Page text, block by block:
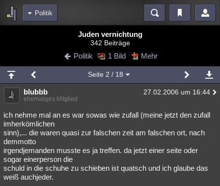
Politik
Blogs Videos
Chat Wiki Neuigkeiten
meine Rubriken
Menschen Mystery Kriminalfälle
Spiritualität Verschwörungen Technologie Ufologie
Natur Umfragen Unterhaltung
weitere Rubriken
Philosophie Träume
Astronomie
Juden vernichtung
342 Beiträge
Politik 1 Bild Mehr
Seite 2 / 18
blubbb 27.02.2006 um 16:44
ehemaliges Mitglied
ich nehme mal an es war sowas wie zufall (meine jetzt den zufall
imherkömlichen
sinn),... die waren quasi zur falschen zeit am falschen ort, nach
demmotto
irgendjemanden musste es ja treffen. da jetzt einer seite oder
sogar einerperson die
schuld in die schuhe zu schieben ist quatsch und ich glaube das
weiß auchjeder.